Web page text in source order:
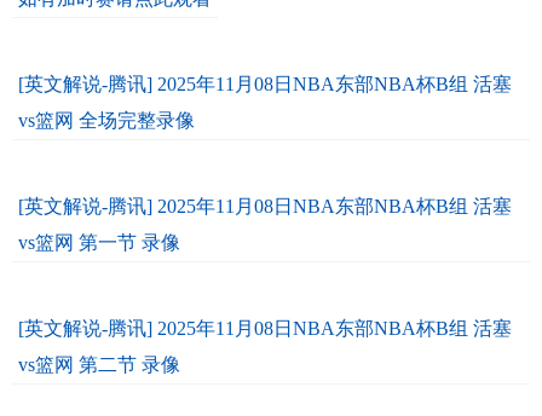
[英文解说-腾讯] 2025年11月08日NBA东部NBA杯B组 活塞
vs篮网 全场完整录像
[英文解说-腾讯] 2025年11月08日NBA东部NBA杯B组 活塞
vs篮网 第一节 录像
[英文解说-腾讯] 2025年11月08日NBA东部NBA杯B组 活塞
vs篮网 第二节 录像